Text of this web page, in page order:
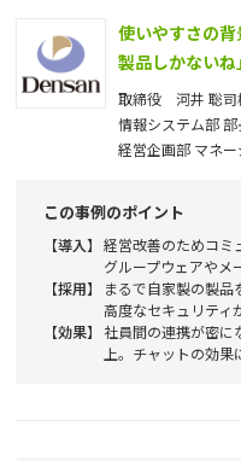
使いやすさの
製品しかない
取締役 河井 聡司
情報システム部
経営企画部 マネ
この事例のポイント
【導入】 経営改善のためコミ
グループウェアやメ
【採用】
まるで自家製の製品
高度なセキュリティ
【効果】
社員間の連携が密に
上。チャットの効果